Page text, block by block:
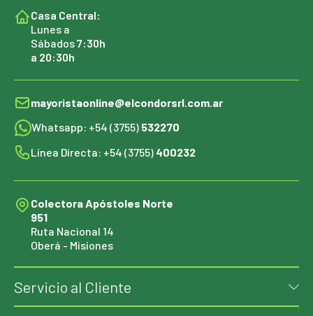
Casa Central:
Lunes a
Sábados7:30h
a 20:30h
mayoristaonline@elcondorsrl.com.ar
Whatsapp: +54 (3755) 532270
Línea Directa: +54 (3755) 400232
Colectora Apóstoles Norte
951
Ruta Nacional 14
Oberá - Misiones
Servicio al Cliente